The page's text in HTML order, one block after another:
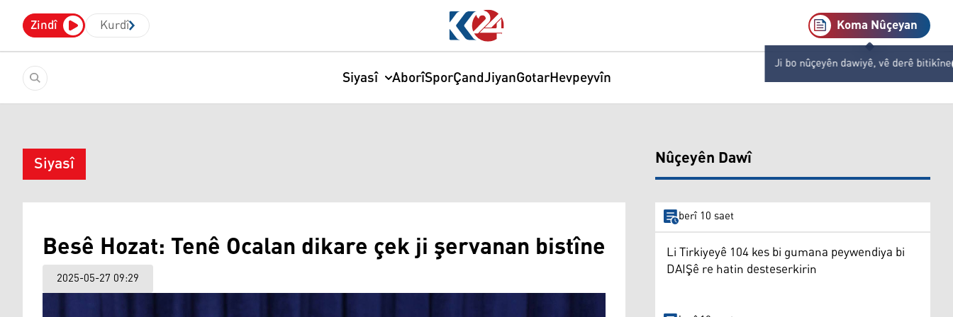
Zindî Kurdî Koma Nûçeyan
Ji bo nûçeyên dawiyê, vê derê bitikîne
Siyasî AborîSporÇandJiyanGotarHevpeyvîn
Siyasî
Besê Hozat: Tenê Ocalan dikare çek ji şervanan bistîne
2025-05-27 09:29
Nûçeyên Dawî
berî 10 saet
Li Tirkiyeyê 104 kes bi gumana peywendiya bi
DAIŞê re hatin desteserkirin